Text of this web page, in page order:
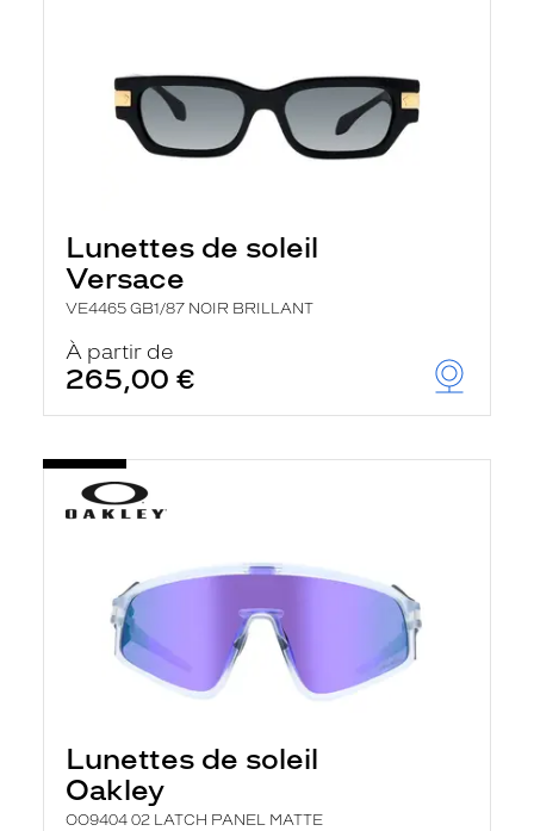
Lunettes de soleil
Versace
VE4465 GB1/87 NOIR BRILLANT
À partir de
265,00 €
Lunettes de soleil
Oakley
OO9404 02 LATCH PANEL MATTE